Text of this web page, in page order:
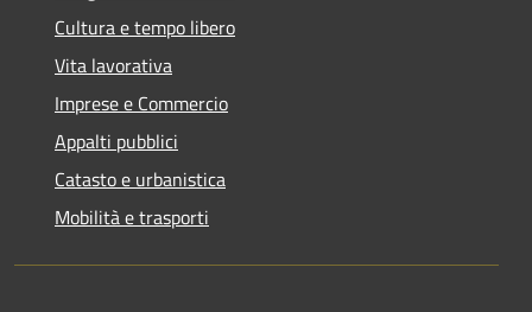
Cultura e tempo libero
Vita lavorativa
Imprese e Commercio
Appalti pubblici
Catasto e urbanistica
Mobilità e trasporti